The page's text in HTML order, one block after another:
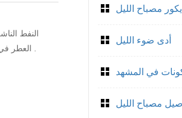
النفط
العطر في الهواء . كثافة قابل للتعديل ، وتوفير طويلة الأمد وقابلة للتعديل رائحة الخبرة .
مصباح الليل
أدى ضوء الليل
في المشهد
مصباح الليل